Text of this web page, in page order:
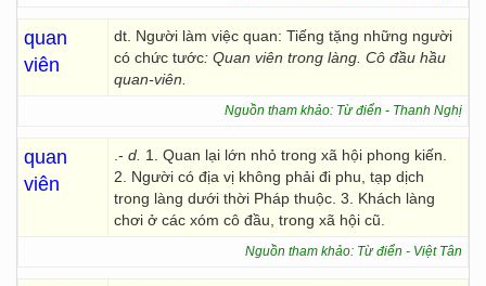
quan
viên
dt. Người làm việc quan: Tiếng tặng những người
có chức tước: Quan viên trong làng. Cô đầu hầu
quan-viên.
Nguồn tham khảo: Từ điển - Thanh Nghị
quan
viên
.- d. 1. Quan lại lớn nhỏ trong xã hội phong kiến.
2. Người có địa vị không phải đi phu, tạp dịch
trong làng dưới thời Pháp thuộc. 3. Khách làng
chơi ở các xóm cô đầu, trong xã hội cũ.
Nguồn tham khảo: Từ điển - Việt Tân